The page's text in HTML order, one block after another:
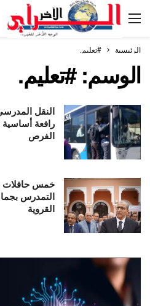
الرئيسية #تعليم.
الوسم:#تعليم.
النقل
رافعة أساسية
الفرص
خمس حافلات
التمدرس
القروية